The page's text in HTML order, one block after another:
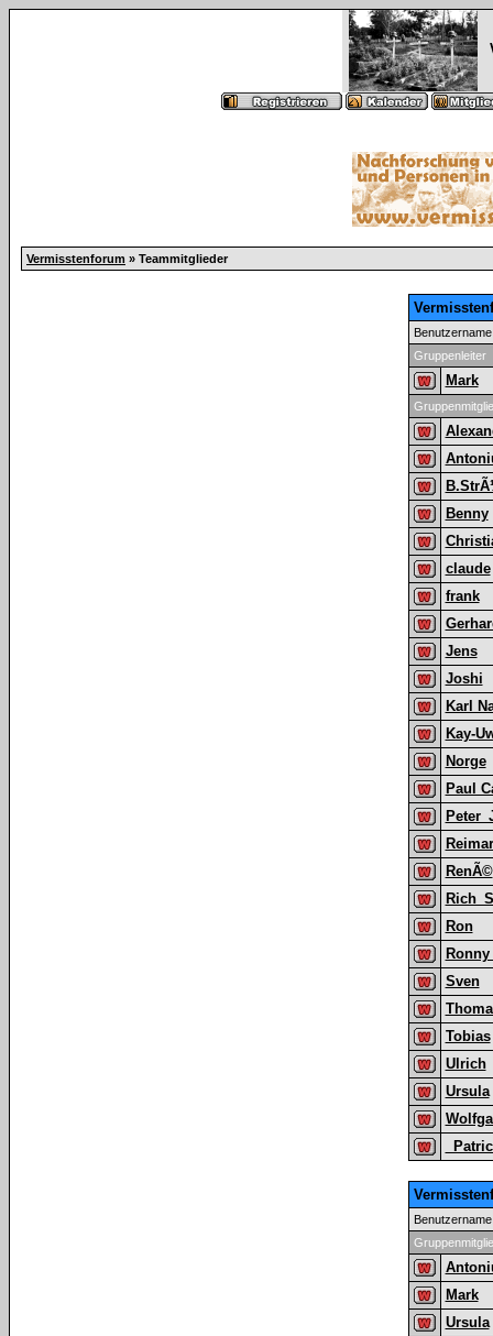
Vermisstenforum » Teammitglieder
Benutzername
Gruppenleiter
Mark
Benny
claude
frank
Jens
Joshi
Karl
Kay-
Norge
Paul
Reimar
RenÃ©
Ron
Ronny
Sven
Tobias
Ulrich
Ursula
Benutzername
Mark
Ursula